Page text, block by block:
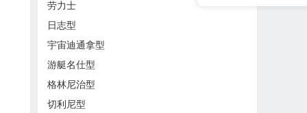
劳力士
日志型
宇宙迪通拿型
游艇名仕型
格林尼治型
切利尼型